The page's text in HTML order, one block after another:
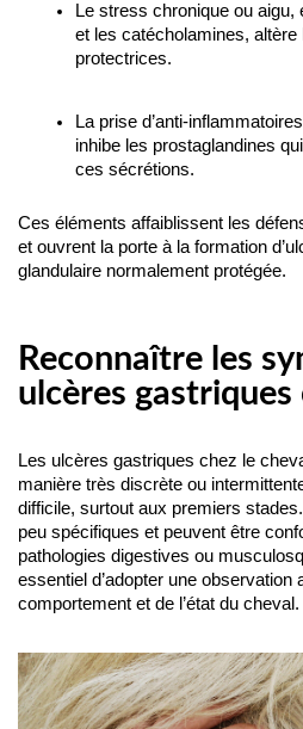
Le stress chronique ou aigu,
et les catécholamines,
protectrices.
La prise d’anti-
inhibe les prostaglandines
ces sécrétions.
Ces éléments affaiblissent les
et ouvrent la porte à la formation
glandulaire normalement protégée.
Reconnaître les
ulcères gastriques
Les ulcères gastriques chez le
manière très discrète ou
difficile, surtout aux premiers
peu spécifiques et peuvent être
pathologies digestives ou
essentiel d’adopter une observation
comportement et de l’état du cheval.